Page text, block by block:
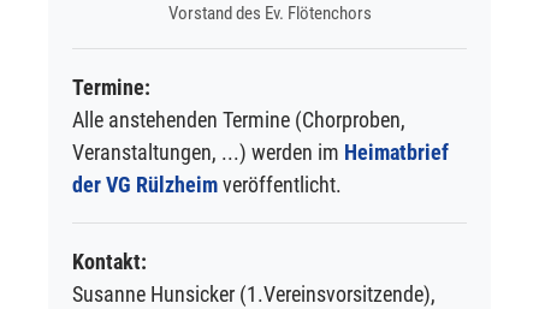
Vorstand des Ev. Flötenchors
Termine:
Alle anstehenden Termine (Chorproben,
Veranstaltungen, ...) werden im Heimatbrief
der VG Rülzheimveröffentlicht.
Kontakt:
Susanne Hunsicker (1.Vereinsvorsitzende),